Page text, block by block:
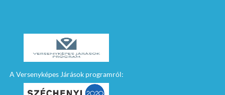
A Versenyképes Járások programról: